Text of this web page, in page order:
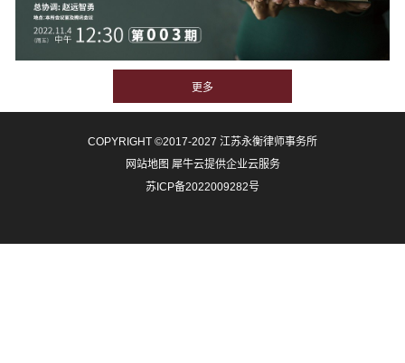
COPYRIGHT ©2017-2027 江苏永衡律师事务所
网站地图 犀牛云提供企业云服务
苏ICP备2022009282号